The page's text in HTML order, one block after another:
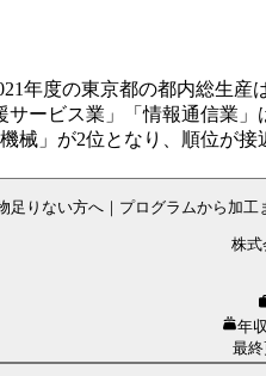
年度の東京都の都内総生
サービス業」「情報通信業
械」が2位となり、順位が
りない方へ｜プログラムから加
株式
年
最終